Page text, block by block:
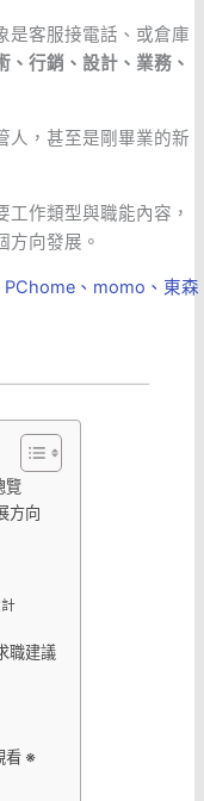
是客服接電話、或倉庫
、行銷、設計、業務、
人，甚至是剛畢業的新
作類型與職能內容，
方向發展。
、momo、東森
覽
方向
職建議
看 ※